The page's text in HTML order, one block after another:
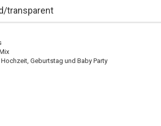
transparent
Geburtstag und Baby Party